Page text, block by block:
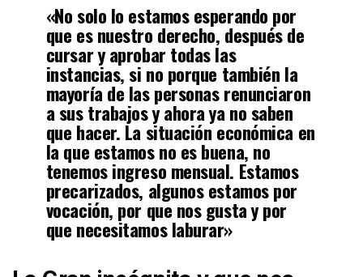
«No solo lo estamos esperando por
que es nuestro derecho, después de
cursar y aprobar todas las
instancias, si no porque también la
mayoría de las personas renunciaron
a sus trabajos y ahora ya no saben
que hacer. La situación económica en
la que estamos no es buena, no
tenemos ingreso mensual. Estamos
precarizados, algunos estamos por
vocación, por que nos gusta y por
que necesitamos laburar»